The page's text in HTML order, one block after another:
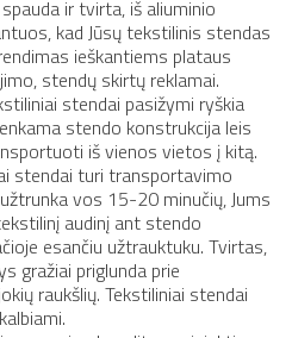
ir tvirta, iš aliuminio
kad Jūsų tekstilinis stendas
ieškantiems plataus
stendų skirtų reklamai.
stendai pasižymi ryškia
stendo konstrukcija leis
iš vienos vietos į kitą.
stendai turi transportavimo
vos 15-20 minučių, Jums
audinį ant stendo
esančiu užtrauktuku. Tvirtas,
gražiai priglunda prie
raukšlių. Tekstiliniai stendai